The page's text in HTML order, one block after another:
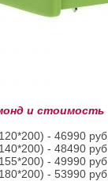
и стоимость
- 46990 руб.
- 48490 руб
- 49990 руб
- 53990 руб.